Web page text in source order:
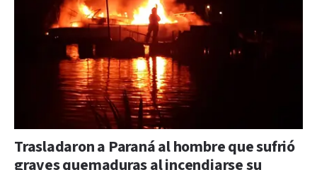
Trasladaron a Paraná al hombre que sufrió
graves quemaduras al incendiarse su